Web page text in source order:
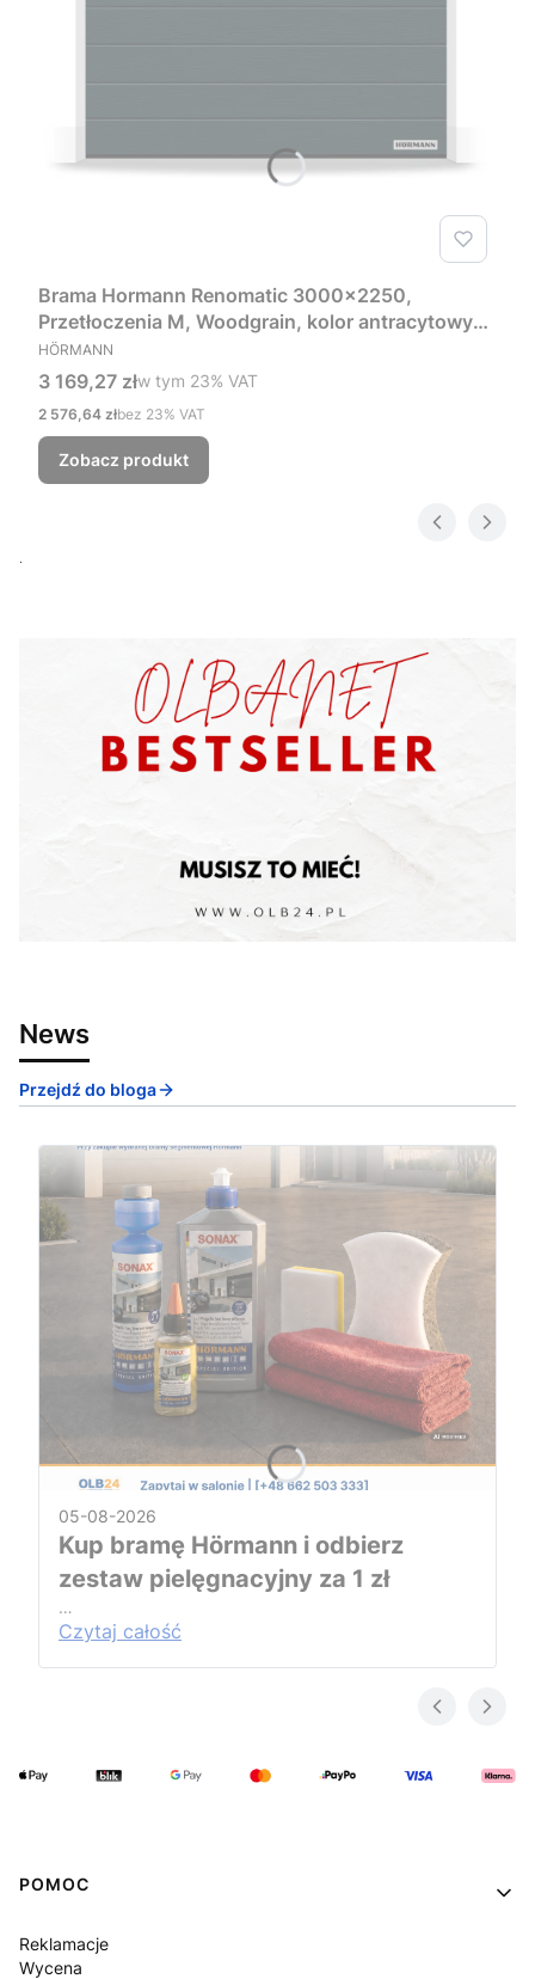
Brama Hormann Renomatic 3000x2250,
Przetłoczenia M, Woodgrain, kolor antracytowy
RAL 7016 + Prowadzenie Z
PRODUCENT
HÖRMANN
Cena brutto
3 169,27 złw tym %s VAT
w tym 23% VAT
Cena netto
2 576,64 złbez 23% VAT
Zobacz produkt
News
Przejdź do bloga
05-08-2026
Kup bramę Hörmann i odbierz
zestaw pielęgnacyjny za 1 zł
…
Czytaj całość
Linki w stopce
POMOC
Reklamacje
Wycena